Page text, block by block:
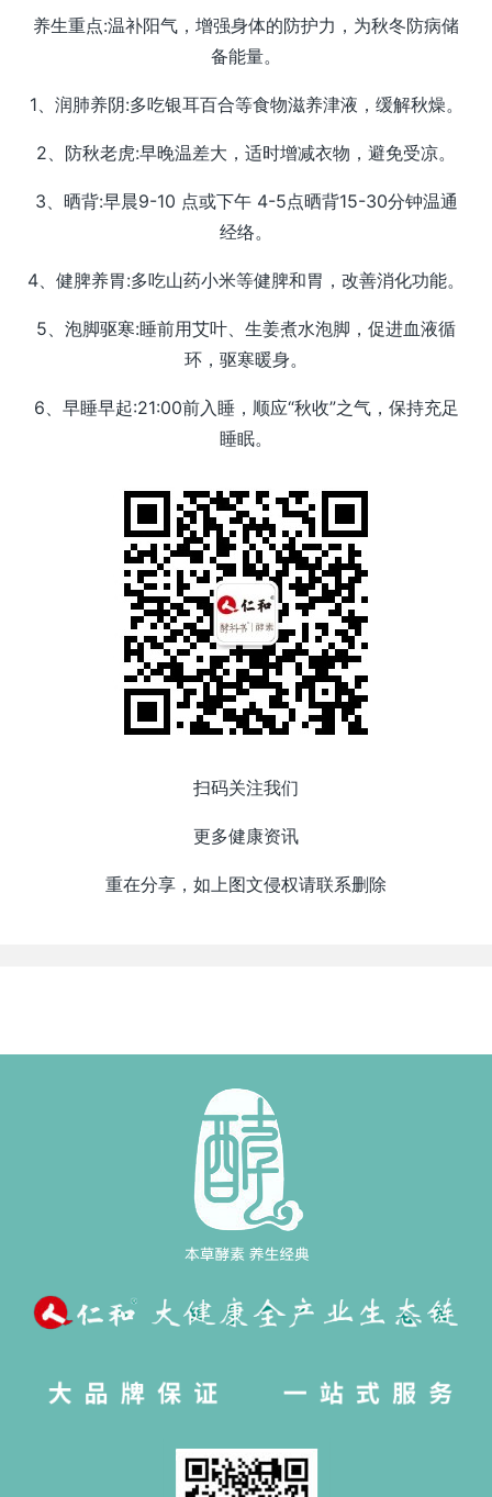
养生重点:温补阳气，增强身体的防护力，为秋冬防病储
备能量。
1、润肺养阴:多吃银耳百合等食物滋养津液，缓解秋燥。
2、防秋老虎:早晚温差大，适时增减衣物，避免受凉。
3、晒背:早晨9-10 点或下午 4-5点晒背15-30分钟温通
经络。
4、健脾养胃:多吃山药小米等健脾和胃，改善消化功能。
5、泡脚驱寒:睡前用艾叶、生姜煮水泡脚，促进血液循
环，驱寒暖身。
6、早睡早起:21:00前入睡，顺应“秋收”之气，保持充足
睡眠。
扫码关注我们
更多健康资讯
重在分享，如上图文侵权请联系删除